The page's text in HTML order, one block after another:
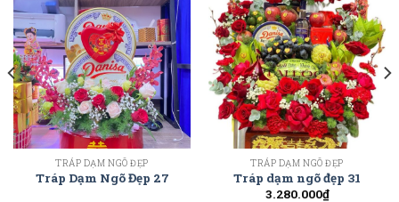
TRÁP DẠM NGÕ ĐẸP
Tráp Dạm Ngõ Đẹp 27
TRÁP DẠM NGÕ ĐẸP
Tráp dạm ngõ đẹp 31
3.280.000₫